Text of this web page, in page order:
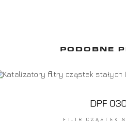
PODOBNE
DPF
FILTR CZĄSTEK